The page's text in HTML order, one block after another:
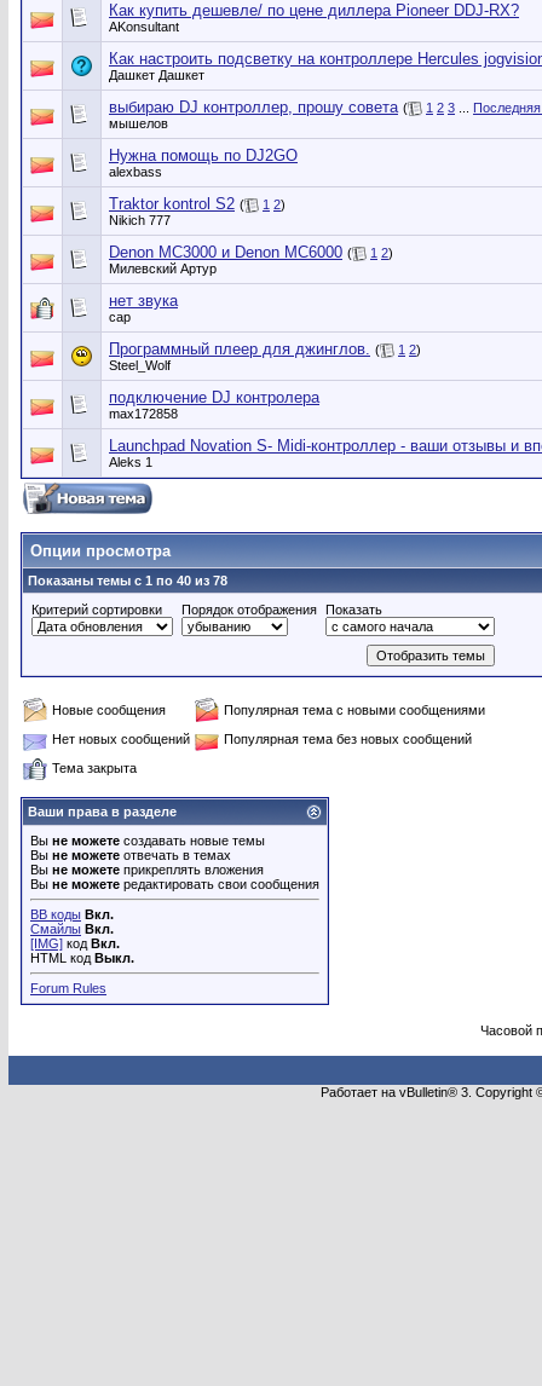
Как купить дешевле/ по цене диллера Pioneer DDJ-RX?
AKonsultant
Как настроить подсветку на контроллере Hercules
Дашкет Дашкет
выбираю DJ контроллер, прошу совета ( 1 2 3
мышелов
Нужна помощь по DJ2GO
alexbass
Traktor kontrol S2 ( 1 2)
Nikich 777
Denon MC3000 и Denon MC6000 ( 1 2)
Милевский Артур
нет звука
cap
Программный плеер для джинглов. ( 1 2)
Steel_Wolf
подключение DJ контролера
max172858
Launchpad Novation S- Midi-контроллер - ваши отзывы и
Aleks 1
Опции просмотра
Показаны темы с 1 по 40 из 78
Критерий сортировки
Порядок отображения Показать
Новые сообщения
Популярная тема с новыми сообщениями
Нет новых сообщений
Популярная тема без новых сообщений
Тема закрыта
Ваши права в разделе
Вы не можете создавать новые темы
Вы не можете отвечать в темах
Вы не можете прикреплять вложения
Вы не можете редактировать свои сообщения
BB коды Вкл.
Смайлы Вкл.
[IMG] код Вкл.
HTML код Выкл.
Forum Rules
Часовой
Работает на vBulletin® 3.